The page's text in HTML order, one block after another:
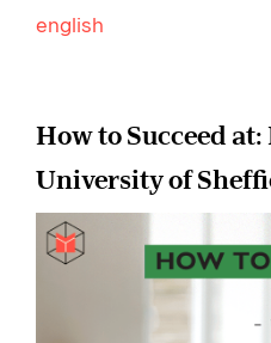
english
How to Succeed
University of